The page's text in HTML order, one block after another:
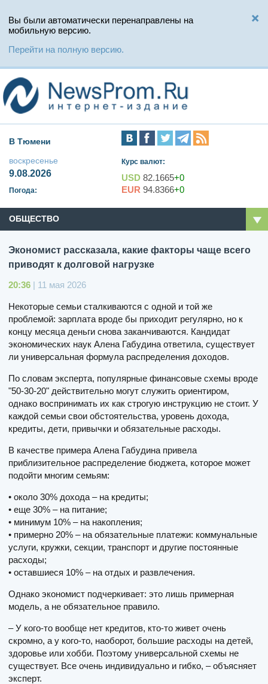
Вы были автоматически перенаправлены на
мобильную версию.
Перейти на полную версию.
В Тюмени
воскресенье
9.08.2026
Погода:
Курс валют:
USD 82.1665+0
EUR 94.8366+0
ОБЩЕСТВО
Экономист рассказала, какие факторы чаще всего
приводят к долговой нагрузке
20:36 | 11 мая 2026
Некоторые семьи сталкиваются с одной и той же
проблемой: зарплата вроде бы приходит регулярно, но к
концу месяца деньги снова заканчиваются. Кандидат
экономических наук Алена Габудина ответила, существует
ли универсальная формула распределения доходов.
По словам эксперта, популярные финансовые схемы вроде
"50-30-20" действительно могут служить ориентиром,
однако воспринимать их как строгую инструкцию не стоит. У
каждой семьи свои обстоятельства, уровень дохода,
кредиты, дети, привычки и обязательные расходы.
В качестве примера Алена Габудина привела
приблизительное распределение бюджета, которое может
подойти многим семьям:
• около 30% дохода – на кредиты;
• еще 30% – на питание;
• минимум 10% – на накопления;
• примерно 20% – на обязательные платежи: коммунальные
услуги, кружки, секции, транспорт и другие постоянные
расходы;
• оставшиеся 10% – на отдых и развлечения.
Однако экономист подчеркивает: это лишь примерная
модель, а не обязательное правило.
– У кого-то вообще нет кредитов, кто-то живет очень
скромно, а у кого-то, наоборот, большие расходы на детей,
здоровье или хобби. Поэтому универсальной схемы не
существует. Все очень индивидуально и гибко, – объясняет
эксперт.